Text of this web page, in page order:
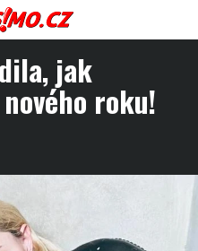
jak
roku!